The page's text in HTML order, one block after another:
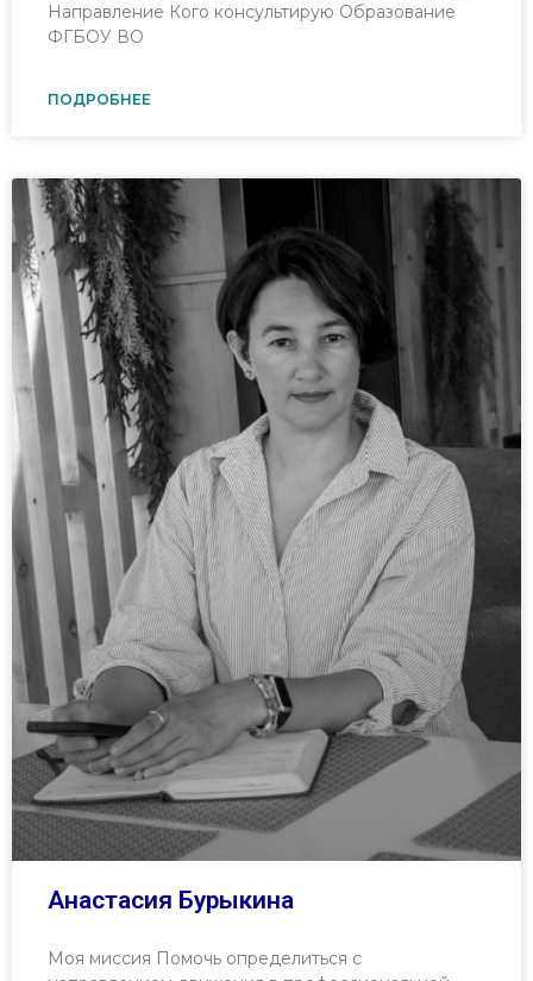
Направление Кого консультирую Образование
ФГБОУ ВО
ПОДРОБНЕЕ
Анастасия Бурыкина
Моя миссия Помочь определиться с